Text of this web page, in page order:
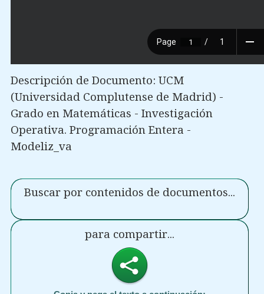
Descripción de Documento: UCM
(Universidad Complutense de Madrid) -
Grado en Matemáticas - Investigación
Operativa. Programación Entera -
Modeliz_va
Buscar por contenidos de documentos...
para compartir...